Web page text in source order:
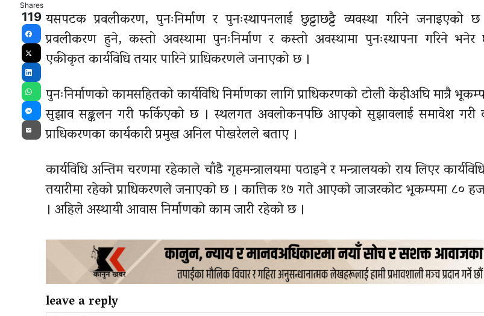
यसपटक प्रवलीकरण, पुनःनिर्माण र पुनःस्थापनलाई छुट्टाछट्टै व्यवस्था गरिने जनाइएको
प्रवलीकरण हुने, कस्तो अवस्थामा पुनःनिर्माण र कस्तो अवस्थामा पुनःस्थापना गरिने भनेर
एकीकृत कार्यविधि तयार पारिने प्राधिकरणले जनाएको छ ।
पुनःनिर्माणको कामसहितको कार्यविधि निर्माणका लागि प्राधिकरणको टोली केहीअघि मात्रै भूकम्प
सुझाव सङ्कलन गरी फर्किएको छ । स्थलगत अवलोकनपछि आएको सुझावलाई समावेश गरी
प्राधिकरणका कार्यकारी प्रमुख अनिल पोखरेलले बताए ।
कार्यविधि अन्तिम चरणमा रहेकाले चाँडै गृहमन्त्रालयमा पठाइने र मन्त्रालयको राय लिएर
तयारीमा रहेको प्राधिकरणले जनाएको छ । कात्तिक १७ गते आएको जाजरकोट भूकम्पमा ८०
। अहिले अस्थायी आवास निर्माणको काम जारी रहेको छ ।
leave a reply
Shares
119
Facebook
X
LinkedIn
WhatsApp
Messenger
Email